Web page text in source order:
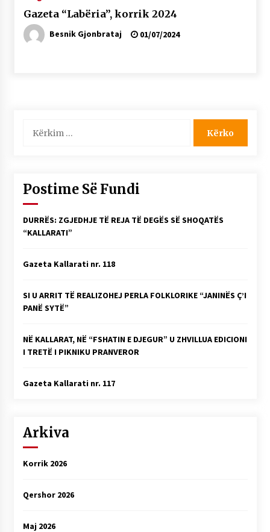
Gazeta “Labëria”, korrik 2024
Besnik Gjonbrataj 01/07/2024
për:
Postime Së Fundi
DURRËS: ZGJEDHJE TË REJA TË DEGËS SË SHOQATËS
“KALLARATI”
Gazeta Kallarati nr. 118
SI U ARRIT TË REALIZOHEJ PERLA FOLKLORIKE “JANINËS Ç’I
PANË SYTË”
NË KALLARAT, NË “FSHATIN E DJEGUR” U ZHVILLUA EDICIONI
I TRETË I PIKNIKU PRANVEROR
Gazeta Kallarati nr. 117
Arkiva
Korrik 2026
Qershor 2026
Maj 2026